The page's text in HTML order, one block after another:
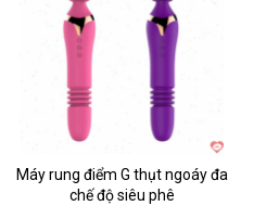
Máy rung điểm G thụt ngoáy đa
chế độ siêu phê